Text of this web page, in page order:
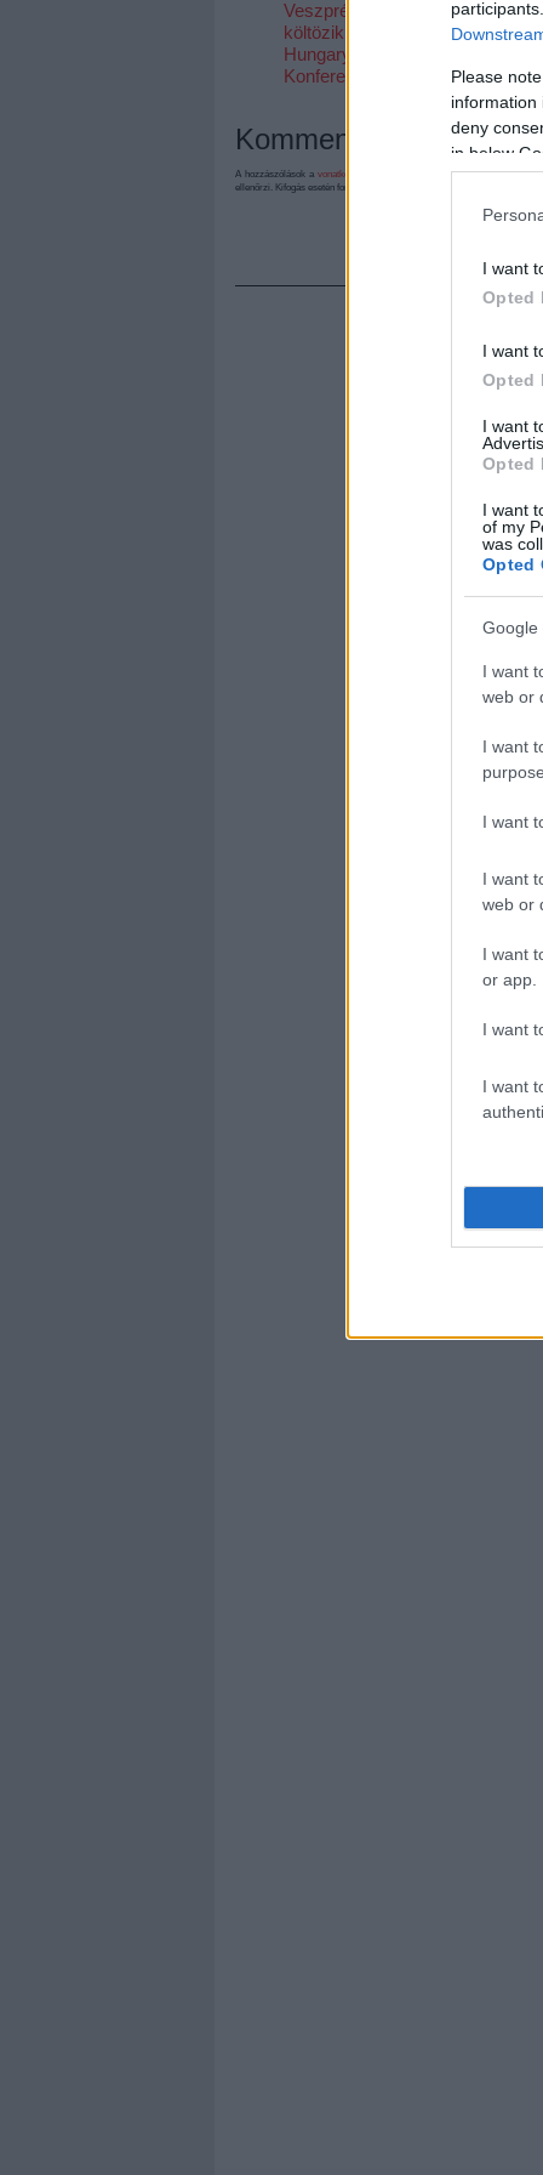
Please
information
deny
in below
I want
Opted
I want
Opted
I want
Opted
I want
of my
was
Opted
Google
I want
web or
I want
I want
I want
web or
I want
or app.
I want
I want
Veszprémbe
költözik a Music
Hungary
Konferencia
Kommentek:
A hozzászólások a vonatkozó jogszabályok értelmében felhasználói
ellenőrzi. Kifogás esetén forduljon a blog szerkesztőjéhez. Részletek a